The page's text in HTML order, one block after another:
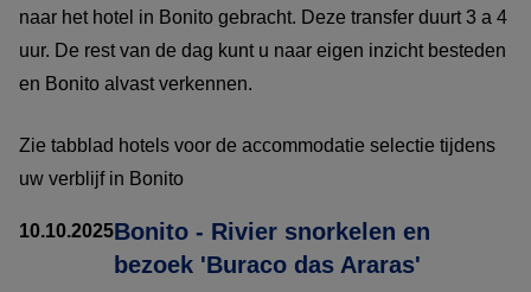
naar het hotel in Bonito gebracht. Deze transfer duurt 3 a 4
uur. De rest van de dag kunt u naar eigen inzicht besteden
en Bonito alvast verkennen.
Zie tabblad hotels voor de accommodatie selectie tijdens
uw verblijf in Bonito
10.10.2025Bonito - Rivier snorkelen en
bezoek 'Buraco das Araras'